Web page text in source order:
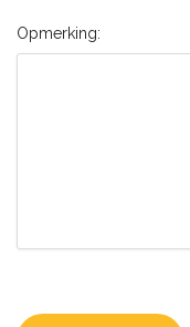
Opmerking: